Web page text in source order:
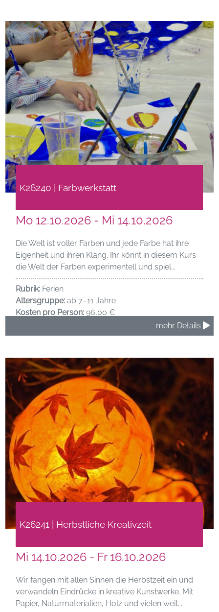
K26240 | Farbwerkstatt
Mo 12.10.2026 - Mi 14.10.2026
Die Welt ist voller Farben und jede Farbe hat ihre
Eigenheit und ihren Klang. Ihr könnt in diesem Kurs
die Welt der Farben experimentell und spiel...
Rubrik: Ferien
Altersgruppe: ab 7–11 Jahre
Kosten pro Person: 96,00 €
mehr Details
K26241 | Herbstliche Kreativzeit
Mi 14.10.2026 - Fr 16.10.2026
Wir fangen mit allen Sinnen die Herbstzeit ein und
verwandeln Eindrücke in kreative Kunstwerke. Mit
Papier, Naturmaterialien, Holz und vielen weit...